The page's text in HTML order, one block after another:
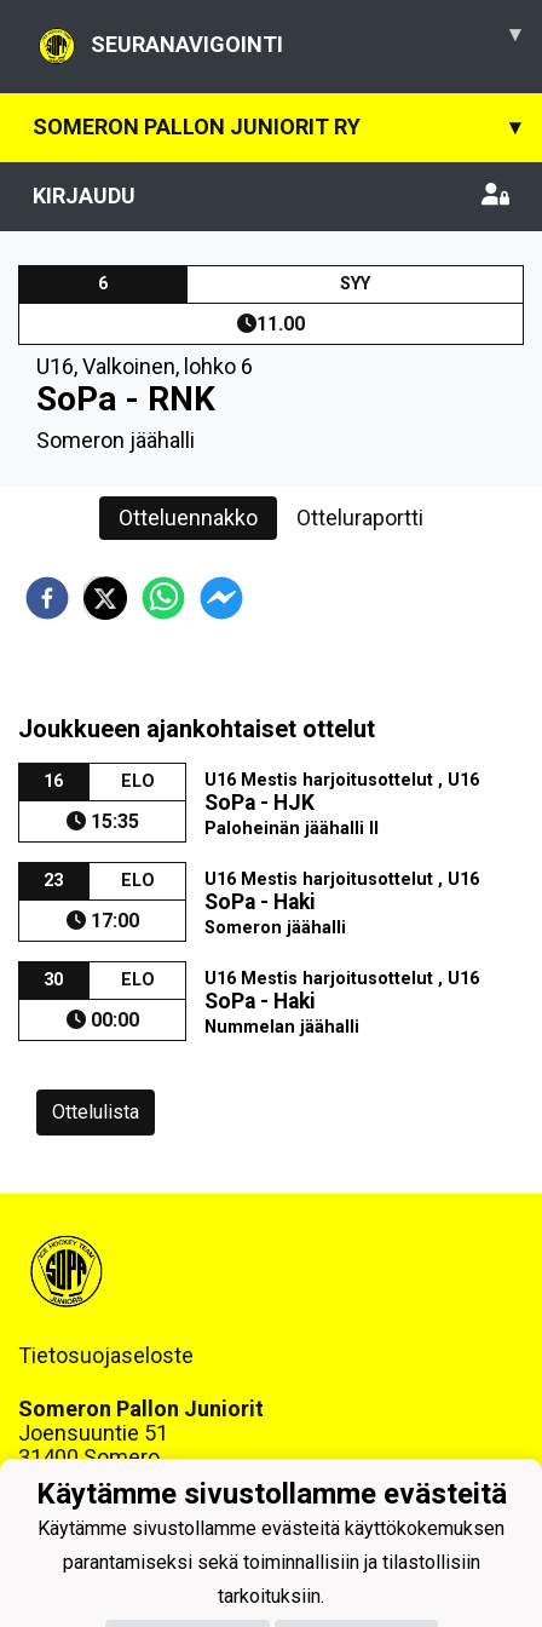
SEURANAVIGOINTI ▾
SOMERON PALLON JUNIORIT RY ▾
KIRJAUDU
6 SYY
11.00
U16,Valkoinen, lohko 6
SoPa - RNK
Someron jäähalli
Otteluennakko Otteluraportti
Joukkueen ajankohtaiset ottelut
16 ELO
15:35
U16 Mestis harjoitusottelut , U16
SoPa - HJK
Paloheinän jäähalli II
23 ELO
17:00
U16 Mestis harjoitusottelut , U16
SoPa - Haki
Someron jäähalli
30 ELO
00:00
U16 Mestis harjoitusottelut , U16
SoPa - Haki
Nummelan jäähalli
Ottelulista
Tietosuojaseloste
Someron Pallon Juniorit
Joensuuntie 51
31400 Somero
www.sopajuniorit.fi
Y-tunnus: 1468999-6
Käytämme sivustollamme evästeitä
Käytämme sivustollamme evästeitä käyttökokemuksen
parantamiseksi sekä toiminnallisiin ja tilastollisiin
tarkoituksiin.